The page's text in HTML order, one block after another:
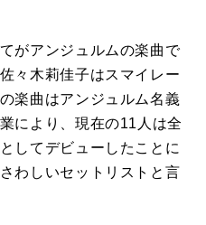
がアンジュルムの楽曲で
々木莉佳子はスマイレー
楽曲はアンジュルム名義
により、現在の11人は全
してデビューしたことに
わしいセットリストと言